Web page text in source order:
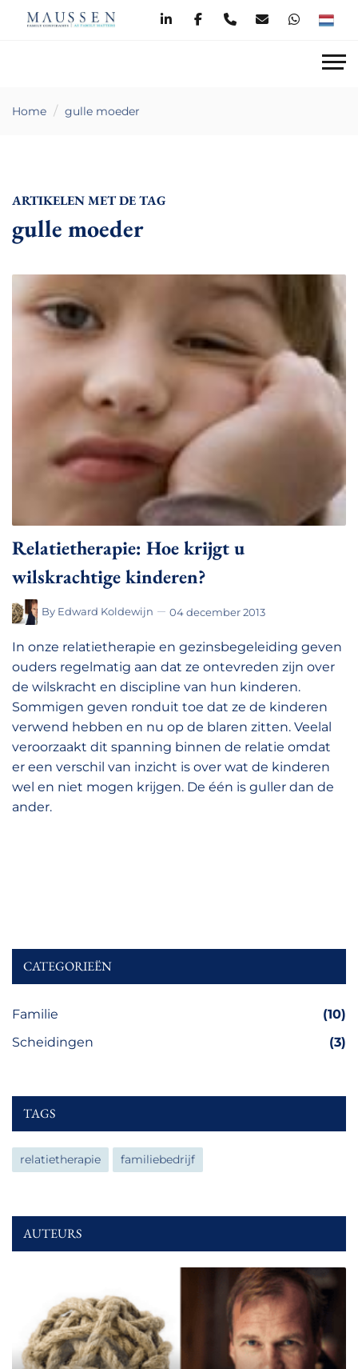
Home gulle moeder
ARTIKELEN MET DE TAG
gulle moeder
Relatietherapie: Hoe krijgt u
wilskrachtige kinderen?
By Edward Koldewijn 04 december 2013
In onze relatietherapie en gezinsbegeleiding geven
ouders regelmatig aan dat ze ontevreden zijn over
de wilskracht en discipline van hun kinderen.
Sommigen geven ronduit toe dat ze de kinderen
verwend hebben en nu op de blaren zitten. Veelal
veroorzaakt dit spanning binnen de relatie omdat
er een verschil van inzicht is over wat de kinderen
wel en niet mogen krijgen. De één is guller dan de
ander.
CATEGORIEËN
Familie
(10)
Scheidingen
(3)
TAGS
relatietherapie familiebedrijf
AUTEURS